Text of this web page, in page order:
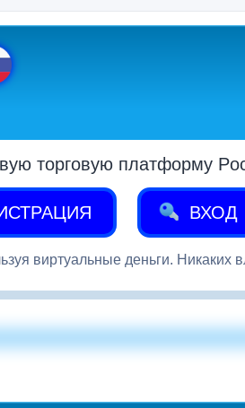
торговую платформу
ВХОД
виртуальные деньги. Никаких